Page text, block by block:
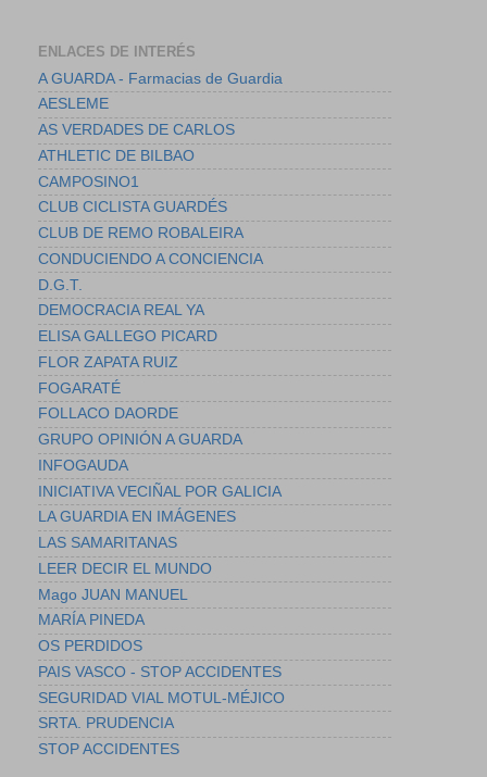
ENLACES DE INTERÉS
A GUARDA - Farmacias de Guardia
AESLEME
AS VERDADES DE CARLOS
ATHLETIC DE BILBAO
CAMPOSINO1
CLUB CICLISTA GUARDÉS
CLUB DE REMO ROBALEIRA
CONDUCIENDO A CONCIENCIA
D.G.T.
DEMOCRACIA REAL YA
ELISA GALLEGO PICARD
FLOR ZAPATA RUIZ
FOGARATÉ
FOLLACO DAORDE
GRUPO OPINIÓN A GUARDA
INFOGAUDA
INICIATIVA VECIÑAL POR GALICIA
LA GUARDIA EN IMÁGENES
LAS SAMARITANAS
LEER DECIR EL MUNDO
Mago JUAN MANUEL
MARÍA PINEDA
OS PERDIDOS
PAIS VASCO - STOP ACCIDENTES
SEGURIDAD VIAL MOTUL-MÉJICO
SRTA. PRUDENCIA
STOP ACCIDENTES